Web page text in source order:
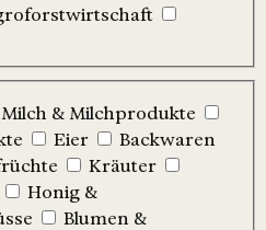
Milch & Milchprodukte
Eier
Backwaren
Kräuter
Honig &
Blumen &